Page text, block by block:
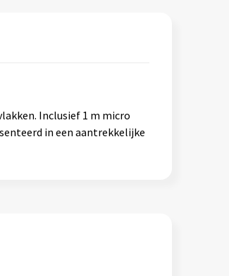
Inclusief 1 m micro
in een aantrekkelijke